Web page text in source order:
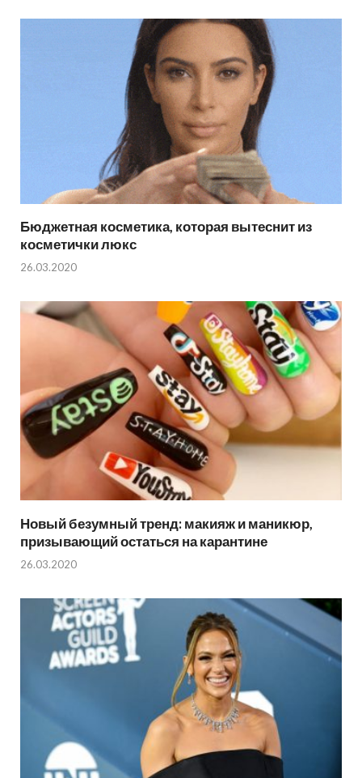
Бюджетная косметика, которая вытеснит из
косметички люкс
26.03.2020
Новый безумный тренд: макияж и маникюр,
призывающий остаться на карантине
26.03.2020